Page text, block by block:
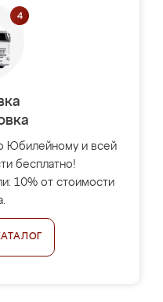
Юбилейному и всей
бесплатно!
10% от стоимости